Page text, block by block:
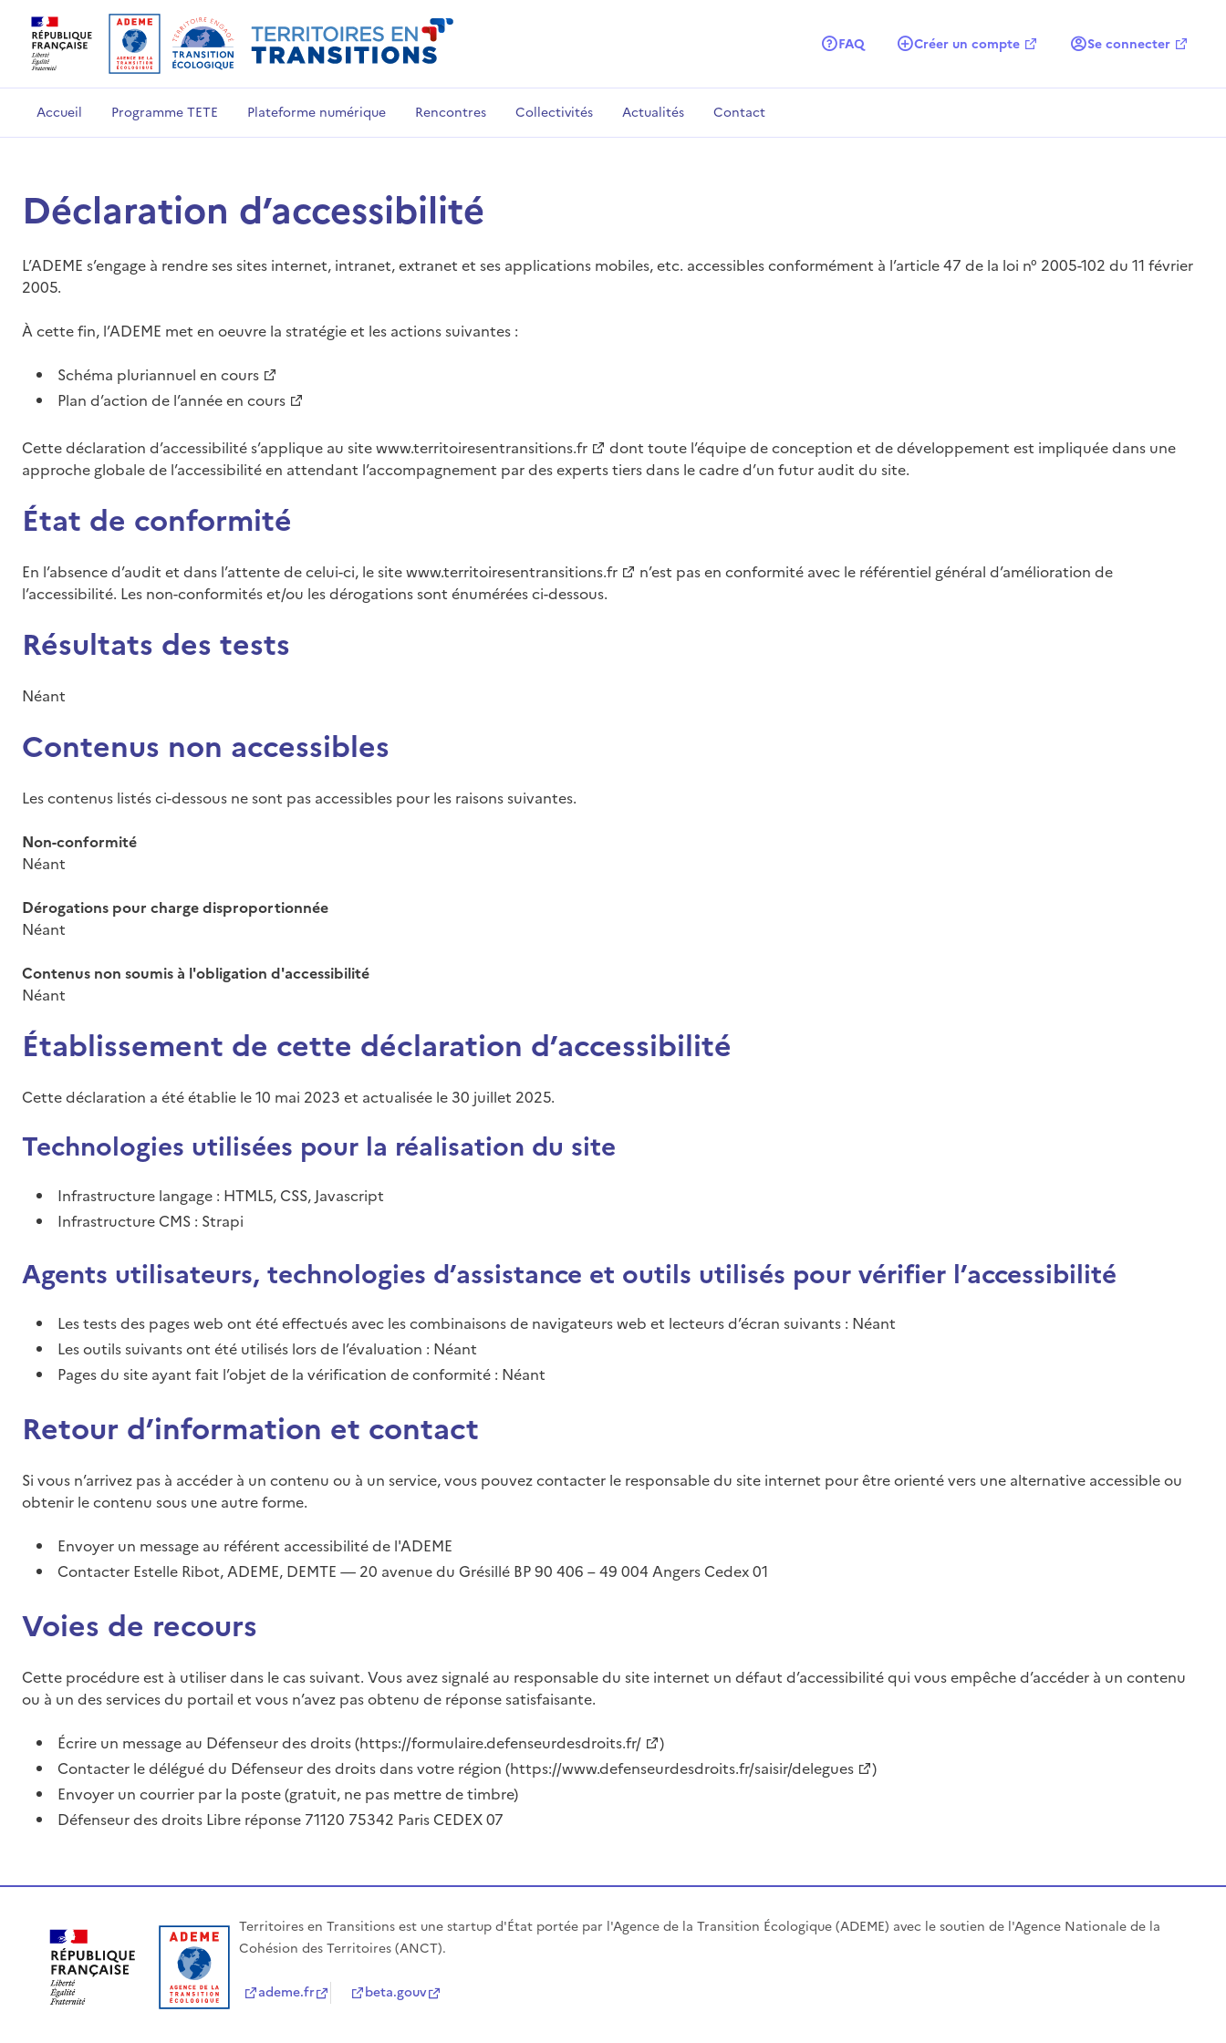
FAQ Créer un compte Se connecter
Accueil Programme TETE Plateforme numérique Rencontres Collectivités Actualités Contact
Déclaration d’accessibilité
L’ADEME s’engage à rendre ses sites internet, intranet, extranet et ses applications mobiles, etc. accessibles conformément à l’article 47 de la loi n° 2005-102 du 11 février
2005.
À cette fin, l’ADEME met en oeuvre la stratégie et les actions suivantes :
Schéma pluriannuel en cours
Plan d’action de l’année en cours
Cette déclaration d’accessibilité s’applique au sitewww.territoiresentransitions.fr
dont toute l’équipe de conception et de développement est impliquée dans une
approche globale de l’accessibilité en attendant l’accompagnement par des experts tiers dans le cadre d’un futur audit du site.
État de conformité
En l’absence d’audit et dans l’attente de celui-ci, le sitewww.territoiresentransitions.fr
n’est pas en conformité avec le référentiel général d’amélioration de
l’accessibilité. Les non-conformités et/ou les dérogations sont énumérées ci-dessous.
Résultats des tests
Néant
Contenus non accessibles
Les contenus listés ci-dessous ne sont pas accessibles pour les raisons suivantes.
Non-conformité
Néant
Dérogations pour charge disproportionnée
Néant
Contenus non soumis à l'obligation d'accessibilité
Néant
Établissement de cette déclaration d’accessibilité
Cette déclaration a été établie le 10 mai 2023 et actualisée le 30 juillet 2025.
Technologies utilisées pour la réalisation du site
Infrastructure langage : HTML5, CSS, Javascript
Infrastructure CMS : Strapi
Agents utilisateurs, technologies d’assistance et outils utilisés pour vérifier l’accessibilité
Les tests des pages web ont été effectués avec les combinaisons de navigateurs web et lecteurs d’écran suivants : Néant
Les outils suivants ont été utilisés lors de l’évaluation : Néant
Pages du site ayant fait l’objet de la vérification de conformité : Néant
Retour d’information et contact
Si vous n’arrivez pas à accéder à un contenu ou à un service, vous pouvez contacter le responsable du site internet pour être orienté vers une alternative accessible ou
obtenir le contenu sous une autre forme.
Envoyer un message au référent accessibilité de l'ADEME
Contacter Estelle Ribot, ADEME, DEMTE — 20 avenue du Grésillé BP 90 406 – 49 004 Angers Cedex 01
Voies de recours
Cette procédure est à utiliser dans le cas suivant. Vous avez signalé au responsable du site internet un défaut d’accessibilité qui vous empêche d’accéder à un contenu
ou à un des services du portail et vous n’avez pas obtenu de réponse satisfaisante.
Écrire un message au Défenseur des droits (https://formulaire.defenseurdesdroits.fr/
)
Contacter le délégué du Défenseur des droits dans votre région (https://www.defenseurdesdroits.fr/saisir/delegues
)
Envoyer un courrier par la poste (gratuit, ne pas mettre de timbre)
Défenseur des droits Libre réponse 71120 75342 Paris CEDEX 07
Territoires en Transitions est une startup d'État portée par l'Agence de la Transition Écologique (ADEME) avec le soutien de l'Agence Nationale de la
Cohésion des Territoires (ANCT).
ademe.fr beta.gouv